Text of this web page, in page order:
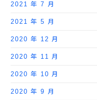
2021 年 7 月
2021 年 5 月
2020 年 12 月
2020 年 11 月
2020 年 10 月
2020 年 9 月